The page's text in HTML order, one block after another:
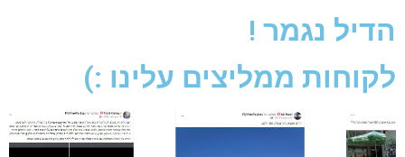
הדיל נגמר !
לקוחות ממליצים עלינו :)